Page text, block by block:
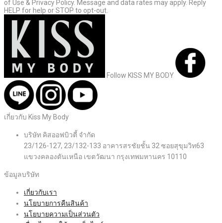
of Use & Privacy Policy. Message and data rates may apply. Reply
HELP for help or STOP to opt-out.
Follow KISS MY BODY
เกี่ยวกับ Kiss My Body
บริษัท คิสออฟบิวตี้ จำกัด
23/126-127, 23/132-133 อาคารสรชัยชั้น 32 ซอยสุขุมวิท63
แขวงคลองตันเหนือ เขตวัฒนา กรุงเทพมหานคร 10110
ข้อมูลบริษัท
เกี่ยวกับเรา
นโยบายการคืนสินค้า
นโยบายความเป็นส่วนตัว